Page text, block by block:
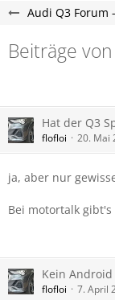
Audi Q3 Forum
Beiträge
Hat der Q3
flofloi 20. Mai
ja, aber nur
Bei motortalk
Kein
flofloi 7. April